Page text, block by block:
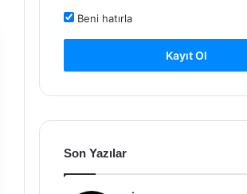
Beni hatırla
Kayıt Ol
Son Yazılar